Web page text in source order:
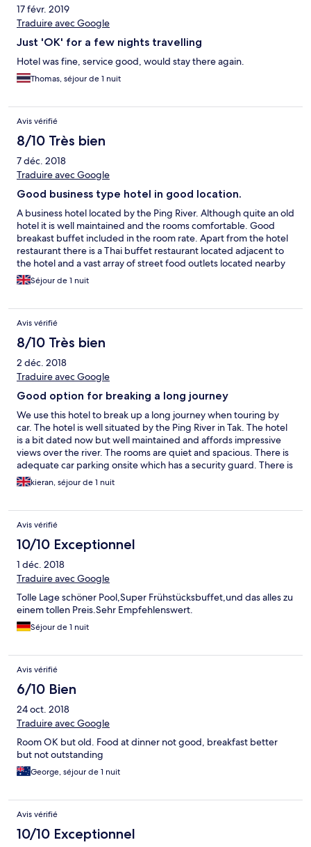
17 févr. 2019
Traduire avec Google
Just 'OK' for a few nights travelling
Hotel was fine, service good, would stay there again.
Thomas, séjour de 1 nuit
Avis vérifié
8/10 Très bien
7 déc. 2018
Traduire avec Google
Good business type hotel in good location.
A business hotel located by the Ping River. Although quite an old
hotel it is well maintained and the rooms comfortable. Good
breakast buffet included in the room rate. Apart from the hotel
restaurant there is a Thai buffet restaurant located adjacent to
the hotel and a vast array of street food outlets located nearby
in the riverside night market. Secure overnight parking is
available at the hotel. The wifi is quite fast and reliable. A good
car.
Séjour de 1 nuit
Avis vérifié
8/10 Très bien
2 déc. 2018
Traduire avec Google
Good option for breaking a long journey
We use this hotel to break up a long journey when touring by
car. The hotel is well situated by the Ping River in Tak. The hotel
is a bit dated now but well maintained and affords impressive
views over the river. The rooms are quiet and spacious. There is
adequate car parking onsite which has a security guard. There is
a convenience store located close by. A breakfast buffet is
included in the room rate which is really very good and which
menu which is just a well as there does not seem to be any other
dining options within walking distance. The hotel also has a small
outdoor pool which is well maintained. The hotel also has fast
free wifi.
kieran, séjour de 1 nuit
Avis vérifié
10/10 Exceptionnel
1 déc. 2018
Traduire avec Google
Tolle Lage schöner Pool,Super Frühstücksbuffet,und das alles zu
einem tollen Preis.Sehr Empfehlenswert.
Séjour de 1 nuit
Avis vérifié
6/10 Bien
24 oct. 2018
Traduire avec Google
Room OK but old. Food at dinner not good, breakfast better
but not outstanding
George, séjour de 1 nuit
Avis vérifié
10/10 Exceptionnel